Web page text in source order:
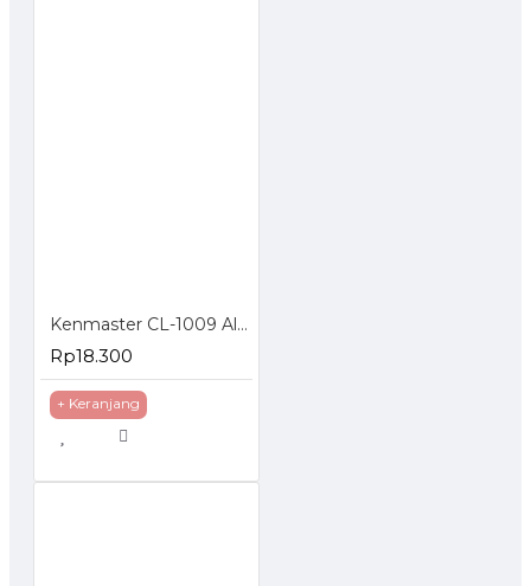
Kenmaster CL-1009 Alat Tambal Ban Tubeless CL1009
Rp18.300
+ Keranjang